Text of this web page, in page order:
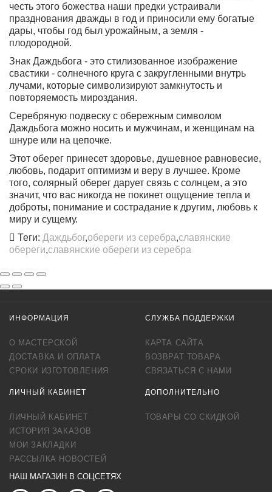
честь этого божества наши предки устраивали
празднования дважды в год и приносили ему богатые
дары, чтобы год был урожайным, а земля -
плодородной.
Знак Даждьбога - это стилизованное изображение
свастики - солнечного круга с закругленными внутрь
лучами, которые символизируют замкнутость и
повторяемость мироздания.
Серебряную подвеску с обережным символом
Даждьбога можно носить и мужчинам, и женщинам на
шнуре или на цепочке.
Этот оберег принесет здоровье, душевное равновесие,
любовь, подарит оптимизм и веру в лучшее. Кроме
того, солярный оберег дарует связь с солнцем, а это
значит, что вас никогда не покинет ощущение тепла и
доброты, понимание и сострадание к другим, любовь к
миру и сущему.
Теги: Даждьбог,обереги из серебра,славянские
обереги,славянские обереги из серебра
ИНФОРМАЦИЯ
О МАСТЕРСКОЙ
ДОСТАВКА И ОПЛАТА
СРОКИ ИЗГОТОВЛЕНИЯ
СЛУЖБА ПОДДЕРЖКИ
КАРТА САЙТА
ВОЗВРАТ ТОВАРА
СВЯЗАТЬСЯ С НАМИ
ЛИЧНЫЙ КАБИНЕТ
ЛИЧНЫЙ КАБИНЕТ
ИСТОРИЯ ЗАКАЗОВ
МОИ ЗАКЛАДКИ
РАССЫЛКА НОВОСТЕЙ
ДОПОЛНИТЕЛЬНО
ТОВАРЫ СО СКИДКОЙ
НАШ МАГАЗИН В СОЦСЕТЯХ